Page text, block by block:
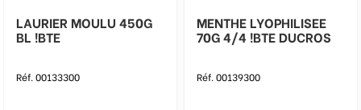
LAURIER MOULU 450G
BL !BTE
Réf. 00133300
MENTHE LYOPHILISEE
70G 4/4 !BTE DUCROS
Réf. 00139300